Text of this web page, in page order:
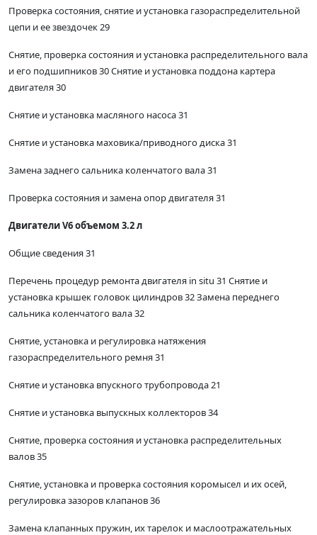
Проверка состояния, снятие и установка газораспределительной
цепи и ее звездочек 29
Снятие, проверка состояния и установка распределительного вала
и его подшипников 30 Снятие и установка поддона картера
двигателя 30
Снятие и установка масляного насоса 31
Снятие и установка маховика/приводного диска 31
Замена заднего сальника коленчатого вала 31
Проверка состояния и замена опор двигателя 31
Двигатели V6 объемом 3.2 л
Общие сведения 31
Перечень процедур ремонта двигателя in situ 31 Снятие и
установка крышек головок цилиндров 32 Замена переднего
сальника коленчатого вала 32
Снятие, установка и регулировка натяжения
газораспределительного ремня 31
Снятие и установка впускного трубопровода 21
Снятие и установка выпускных коллекторов 34
Снятие, проверка состояния и установка распределительных
валов 35
Снятие, установка и проверка состояния коромысел и их осей,
регулировка зазоров клапанов 36
Замена клапанных пружин, их тарелок и маслоотражательных